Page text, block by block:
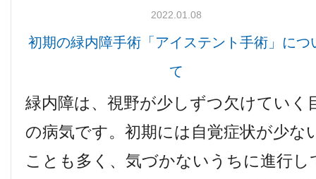
2022.01.08
初期の緑内障手術「アイステント手術」につ
て
緑内障は、視野が少しずつ欠けていく
の病気です。初期には自覚症状が少な
ことも多く、気づかないうちに進行し